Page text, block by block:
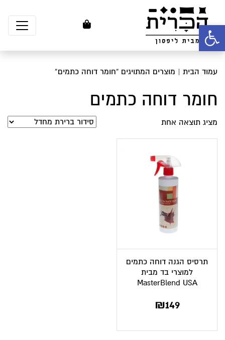
פתח סרגל נגישות
עמוד הבית | מוצרים המתויגים “חומר דוחה כתמים”
חומר דוחה כתמים
מציג תוצאה אחת
תרסיס הגנה דוחה כתמים
למוצרי בד מבית
MasterBlend USA
₪149